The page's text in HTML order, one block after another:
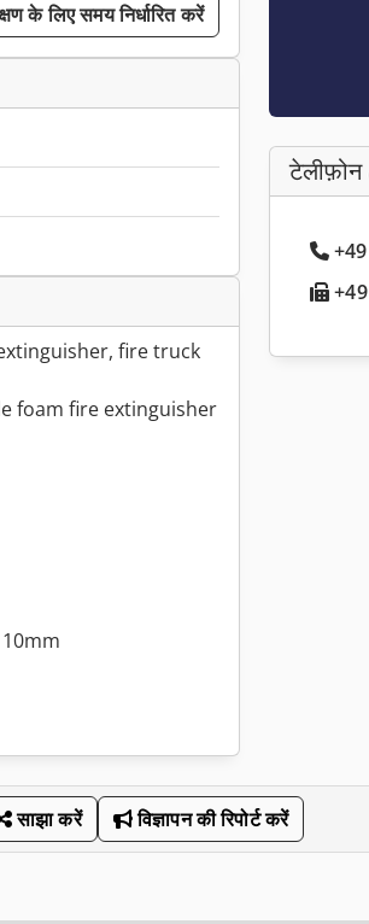
के लिए समय निर्धारित करें
fire truck
foam fire extinguisher
+49
+49
साझा करें विज्ञापन की रिपोर्ट करें